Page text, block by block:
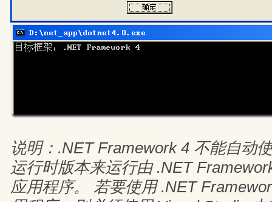
说明：.NET Framework 4 不能自动
运行时版本来运行由 .NET
应用程序。 若要使用 .NET